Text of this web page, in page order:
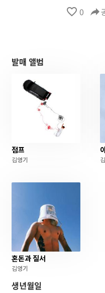
favorite_border 0 reply
발매 앨범
점프
김영기
혼돈과 질서
김영기
생년월일